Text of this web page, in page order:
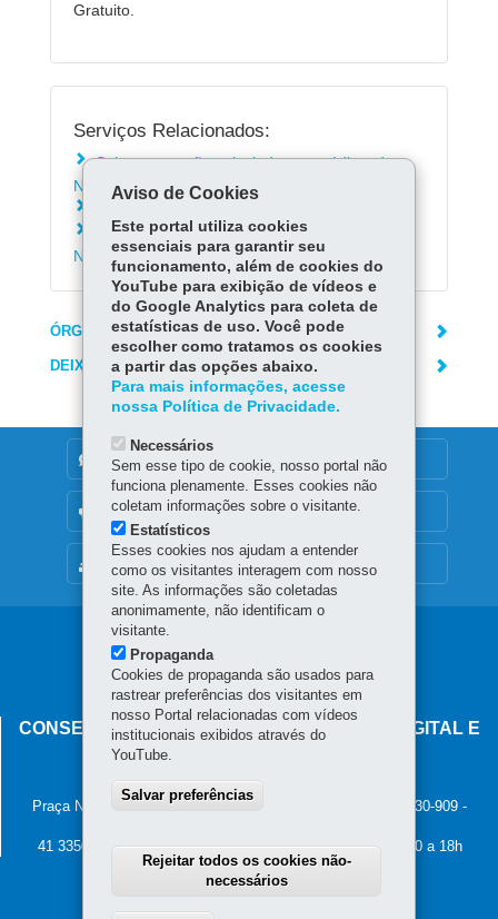
Gratuito.
Serviços Relacionados:
Saber como são calculados os créditos do
Nota Paraná
Saber como são depositados os créditos do
Nota Paraná na conta bancária
ÓRGÃO RESPONSÁVEL
DEIXE SUA OPINIÃO
MAPA DO SITE
DENUNCIE CORRUPÇÃO
OUVIDORIA
Navegação
principal
CONSELHO ESTADUAL DE GOVERNANÇA DIGITAL E
SEGURANÇA DA INFORMAÇÃO
Palácio Iguaçu
Praça Nossa Senhora de Salette, s/n - Centro Cívico
80.530-909 -
41 3350-2400 - Horário de atendimento: 8h30 a 12h e 13h30 a 18h
Aviso de Cookies
Este portal utiliza cookies
essenciais para garantir seu
funcionamento, além de cookies do
YouTube para exibição de vídeos e
do Google Analytics para coleta de
estatísticas de uso. Você pode
escolher como tratamos os cookies
a partir das opções abaixo.
Para mais informações, acesse
nossa Política de Privacidade.
Necessários
Sem esse tipo de cookie, nosso portal não
funciona plenamente. Esses cookies não
coletam informações sobre o visitante.
Estatísticos
Esses cookies nos ajudam a entender
como os visitantes interagem com nosso
site. As informações são coletadas
anonimamente, não identificam o
visitante.
Propaganda
Cookies de propaganda são usados para
rastrear preferências dos visitantes em
nosso Portal relacionadas com vídeos
institucionais exibidos através do
YouTube.
Salvar preferências
Rejeitar todos os cookies não-
necessários